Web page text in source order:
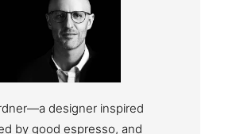
designer inspired
by good espresso, and